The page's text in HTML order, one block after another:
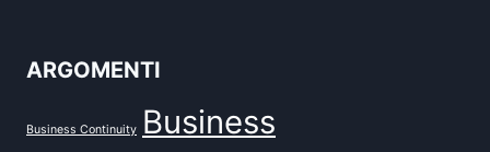
ARGOMENTI
Business Continuity Business